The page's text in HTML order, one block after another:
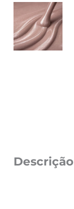
Descrição